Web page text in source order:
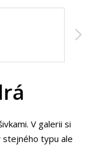
V galerii si
typu ale